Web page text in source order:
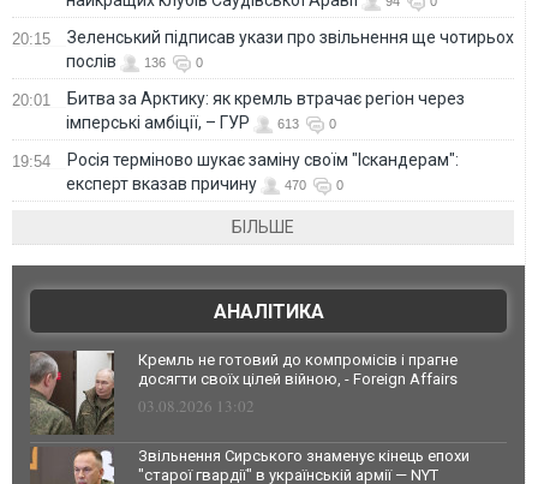
20:15
Зеленський підписав укази про звільнення ще чотирьох
послів
136 0
20:01
Битва за Арктику: як кремль втрачає регіон через
імперські амбіції, – ГУР
613 0
19:54
Росія терміново шукає заміну своїм "Іскандерам":
експерт вказав причину
470 0
БІЛЬШЕ
АНАЛІТИКА
Кремль не готовий до компромісів і прагне
досягти своїх цілей війною, - Foreign Affairs
03.08.2026 13:02
Звільнення Сирського знаменує кінець епохи
"старої гвардії" в українській армії — NYT